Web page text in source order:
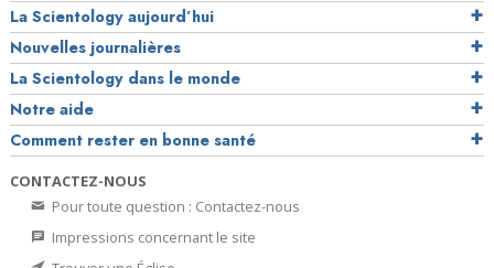
La Scientology aujourd’hui
Nouvelles journalières
La Scientology dans le monde
Notre aide
Comment rester en bonne santé
CONTACTEZ-NOUS
Pour toute question : Contactez-nous
Impressions concernant le site